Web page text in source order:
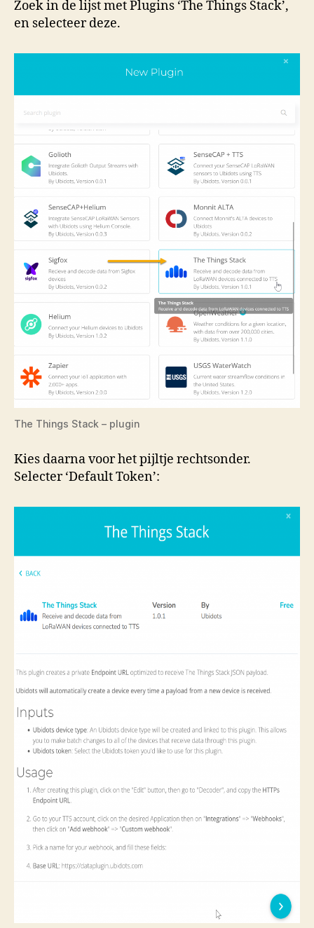
Zoek in de lijst met Plugins ‘The Things Stack’,
en selecteer deze.
The Things Stack – plugin
Kies daarna voor het pijltje rechtsonder.
Selecter ‘Default Token’: